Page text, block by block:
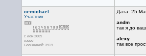
cemichael
Участник
с июн 2009
озеро
Сообщений: 3919
Дата: 25
andm
так я до
alexy
так все